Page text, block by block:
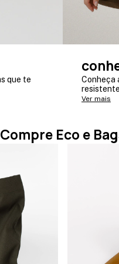
que te
Conheça
Ver mais
Compre Eco e